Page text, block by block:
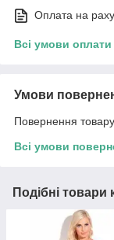
Оплата на
Всі умови оплати
Умови
Повернення
Всі умови
Подібні товари